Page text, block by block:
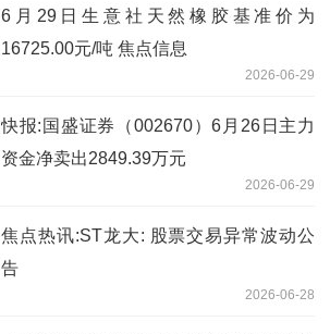
6月29日生意社天然橡胶基准价为
16725.00元/吨 焦点信息
2026-06-29
快报:国盛证券（002670）6月26日主力
资金净卖出2849.39万元
2026-06-29
焦点热讯:ST龙大: 股票交易异常波动公
告
2026-06-28